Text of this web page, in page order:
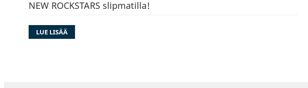
NEW ROCKSTARS slipmatilla!
Mahtava logosuunnittelu on kehitetty yhteistyössä DJ ND: n ja
LUE LISÄÄ